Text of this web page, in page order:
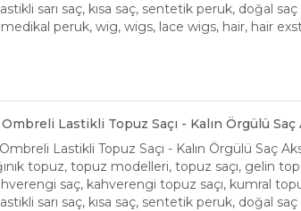
sarı saç, kısa saç, sentetik peruk, doğal
peruk, wig, wigs, lace wigs, hair, hair
Lastikli Topuz Saçı - Kalın Örgülü Saç
Lastikli Topuz Saçı - Kalın Örgülü Saç
topuz, topuz modelleri, topuz saçı, gelin
saç, kahverengi topuz saçı, kumral
sarı saç, kısa saç, sentetik peruk, doğal